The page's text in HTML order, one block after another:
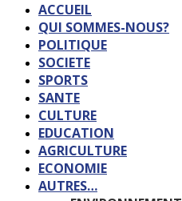
ACCUEIL
QUI SOMMES-NOUS?
POLITIQUE
SOCIETE
SPORTS
SANTE
CULTURE
EDUCATION
AGRICULTURE
ECONOMIE
AUTRES…